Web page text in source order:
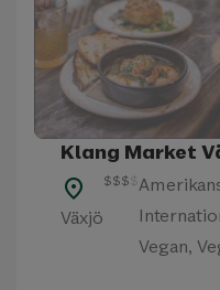
Klang Market
place
Växjö
$$$ $
Vegan,